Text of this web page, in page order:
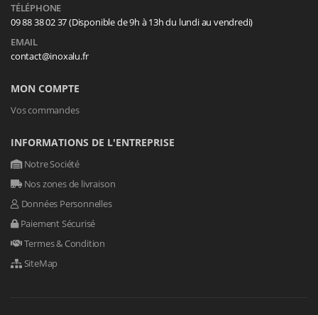
TÉLÉPHONE
09 88 38 02 37 (Disponible de 9h à 13h du lundi au vendredi)
EMAIL
contact@inoxalu.fr
MON COMPTE
Vos commandes
INFORMATIONS DE L'ENTREPRISE
Notre Société
Nos zones de livraison
Données Personnelles
Paiement Sécurisé
Termes & Condition
SiteMap